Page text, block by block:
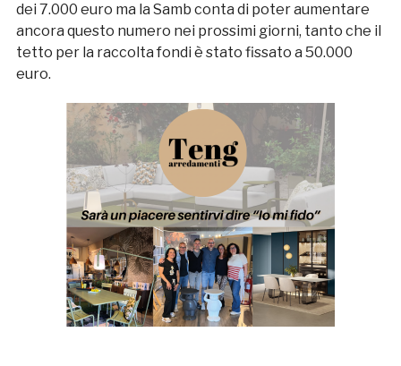
dei 7.000 euro ma la Samb conta di poter aumentare
ancora questo numero nei prossimi giorni, tanto che il
tetto per la raccolta fondi è stato fissato a 50.000
euro.